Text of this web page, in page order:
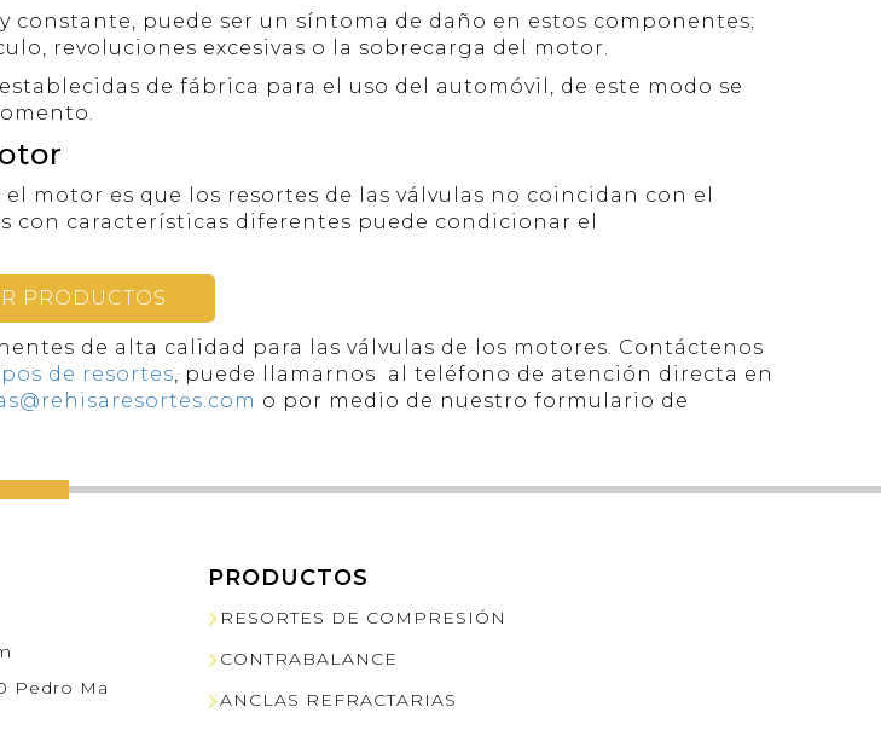
puede ser un síntoma de daño en estos componentes;
revoluciones excesivas o la sobrecarga del motor.
de fábrica para el uso del automóvil, de este modo se
motor es que los resortes de las válvulas no coincidan con el
con características diferentes puede condicionar el
PRODUCTOS
de alta calidad para las válvulas de los motores. Contáctenos
de resortes, puede llamarnos al teléfono de atención directa en
o por medio de nuestro formulario de
Pedro Ma
PRODUCTOS
RESORTES DE COMPRESIÓN
CONTRABALANCE
ANCLAS REFRACTARIAS